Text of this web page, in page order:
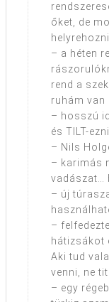
őket, de
– a héten
rend a
ruhám van
– hosszú
és TILT-
– Nils
– karimás
vadászat…
– új
–
hátizsákot
Aki tud
venni, ne
– egy